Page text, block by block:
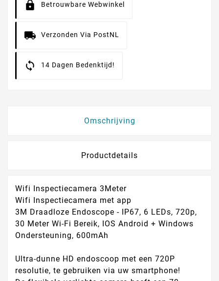
Betrouwbare Webwinkel
Verzonden Via PostNL
14 Dagen Bedenktijd!
Omschrijving
Productdetails
Wifi Inspectiecamera 3Meter
Wifi Inspectiecamera met app
3M Draadloze Endoscope - IP67, 6 LEDs, 720p,
30 Meter Wi-Fi Bereik, IOS Android + Windows
Ondersteuning, 600mAh
Ultra-dunne HD endoscoop met een 720P
resolutie, te gebruiken via uw smartphone!